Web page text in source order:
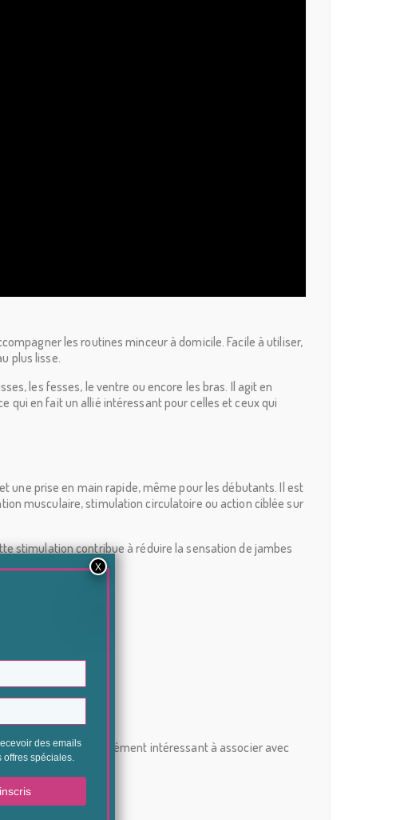
les routines minceur à domicile. Facile à utiliser,
plus lisse.
les fesses, le ventre ou encore les bras. Il agit en
qui en fait un allié intéressant pour celles et ceux qui
une prise en main rapide, même pour les débutants. Il est
musculaire, stimulation circulatoire ou action ciblée sur
stimulation contribue à réduire la sensation de jambes
à la peau.
donc un complément intéressant à associer avec